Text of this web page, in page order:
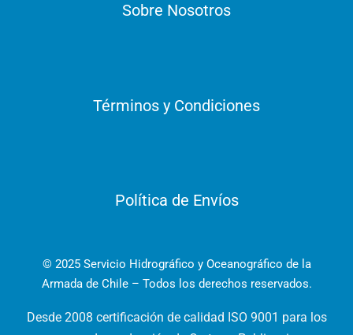
Sobre Nosotros
Términos y Condiciones
Política de Envíos
© 2025 Servicio Hidrográfico y Oceanográfico de la
Armada de Chile – Todos los derechos reservados.
Desde 2008 certificación de calidad ISO 9001 para los